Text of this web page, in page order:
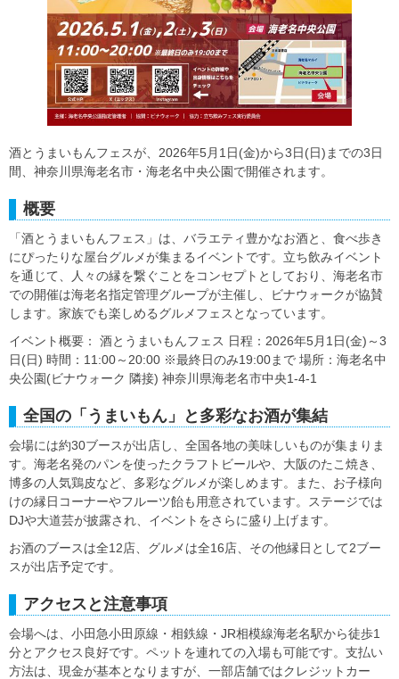
酒とうまいもんフェスが、2026年5月1日(金)から3日(日)までの3日
間、神奈川県海老名市・海老名中央公園で開催されます。
概要
「酒とうまいもんフェス」は、バラエティ豊かなお酒と、食べ歩き
にぴったりな屋台グルメが集まるイベントです。立ち飲みイベント
を通じて、人々の縁を繋ぐことをコンセプトとしており、海老名市
での開催は海老名指定管理グループが主催し、ビナウォークが協賛
します。家族でも楽しめるグルメフェスとなっています。
イベント概要： 酒とうまいもんフェス 日程：2026年5月1日(金)～3
日(日) 時間：11:00～20:00 ※最終日のみ19:00まで 場所：海老名中
央公園(ビナウォーク 隣接) 神奈川県海老名市中央1-4-1
全国の「うまいもん」と多彩なお酒が集結
会場には約30ブースが出店し、全国各地の美味しいものが集まりま
す。海老名発のパンを使ったクラフトビールや、大阪のたこ焼き、
博多の人気鶏皮など、多彩なグルメが楽しめます。また、お子様向
けの縁日コーナーやフルーツ飴も用意されています。ステージでは
DJや大道芸が披露され、イベントをさらに盛り上げます。
お酒のブースは全12店、グルメは全16店、その他縁日として2ブー
スが出店予定です。
アクセスと注意事項
会場へは、小田急小田原線・相鉄線・JR相模線海老名駅から徒歩1
分とアクセス良好です。ペットを連れての入場も可能です。支払い
方法は、現金が基本となりますが、一部店舗ではクレジットカー